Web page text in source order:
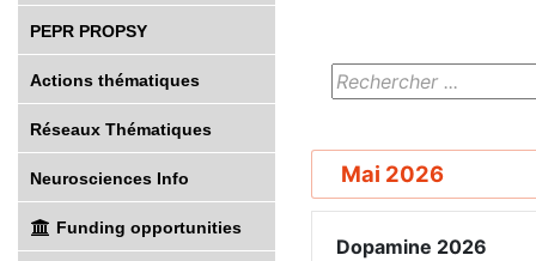
PEPR PROPSY
Actions thématiques
Réseaux Thématiques
Neurosciences Info
Funding opportunities
Mai 2026
Dopamine 2026